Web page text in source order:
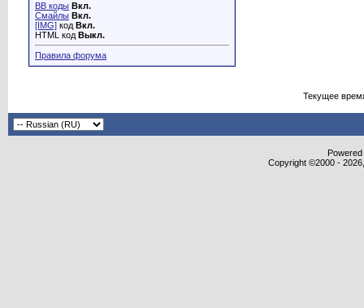
BB коды Вкл.
Смайлы Вкл.
[IMG] код Вкл.
HTML код Выкл.
Правила форума
Текущее
Copyright ©2000 -